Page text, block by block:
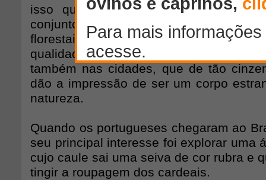
isso que o país precisa de um
conjunto de leis que garanta a
florestais e de biomas
qualidade ambiental não apenas nas
também nas cidades, que de tão
dão a impressão de ser um corpo
natureza.
Quando os portugueses chegaram ao
seu principal interesse foi explorar uma
cujo caule sai uma seiva de cor rubra e
tingir a roupagem dos cardeais.